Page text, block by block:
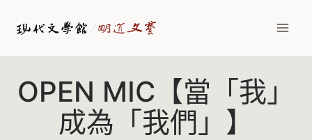
OPEN MIC【當「我」
成為「我們」】